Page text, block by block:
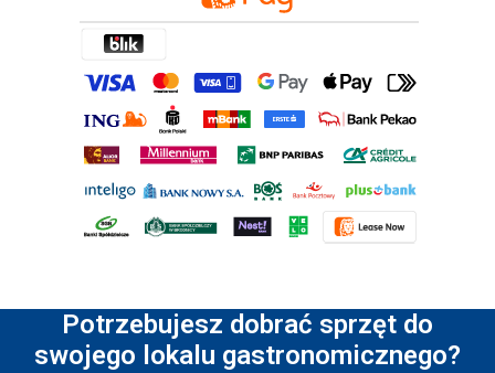
Potrzebujesz dobrać sprzęt do
swojego lokalu gastronomicznego?